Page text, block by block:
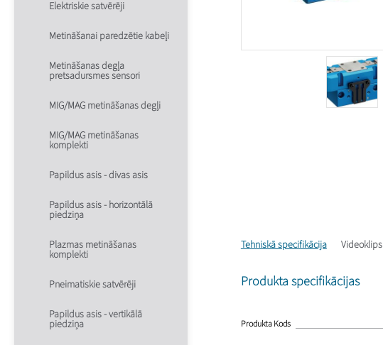
Elektriskie satvērēji
Metināšanai paredzētie kabeļi
Metināšanas degļa
pretsadursmes sensori
MIG/MAG metināšanas degļi
MIG/MAG metināšanas
komplekti
Papildus asis - divas asis
Papildus asis - horizontālā
piedziņa
Plazmas metināšanas
komplekti
Pneimatiskie satvērēji
Papildus asis - vertikālā
piedziņa
Tehniskā specifikācija Videoklips
Produkta specifikācijas
Produkta Kods